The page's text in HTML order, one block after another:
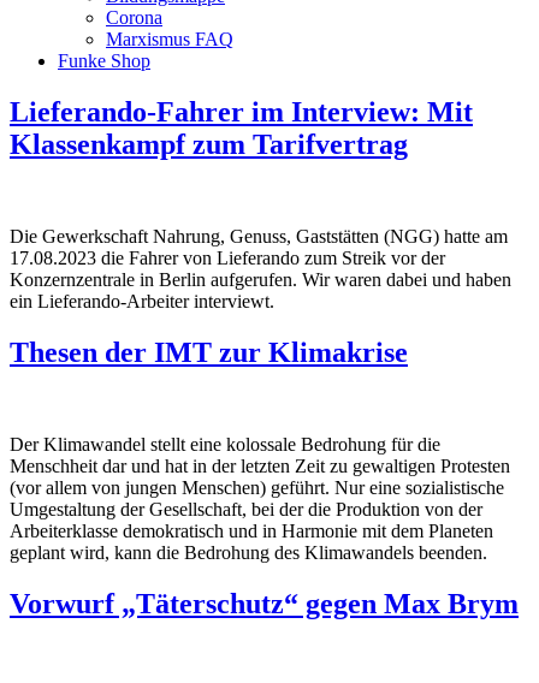
Corona
Marxismus FAQ
Funke Shop
Lieferando-Fahrer im Interview: Mit
Klassenkampf zum Tarifvertrag
Die Gewerkschaft Nahrung, Genuss, Gaststätten (NGG) hatte am
17.08.2023 die Fahrer von Lieferando zum Streik vor der
Konzernzentrale in Berlin aufgerufen. Wir waren dabei und haben
ein Lieferando-Arbeiter interviewt.
Thesen der IMT zur Klimakrise
Der Klimawandel stellt eine kolossale Bedrohung für die
Menschheit dar und hat in der letzten Zeit zu gewaltigen Protesten
(vor allem von jungen Menschen) geführt. Nur eine sozialistische
Umgestaltung der Gesellschaft, bei der die Produktion von der
Arbeiterklasse demokratisch und in Harmonie mit dem Planeten
geplant wird, kann die Bedrohung des Klimawandels beenden.
Vorwurf „Täterschutz“ gegen Max Brym